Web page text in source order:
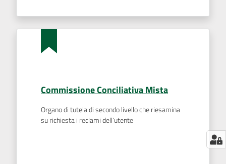
Commissione Conciliativa Mista
Organo di tutela di secondo livello che riesamina
su richiesta i reclami dell’utente